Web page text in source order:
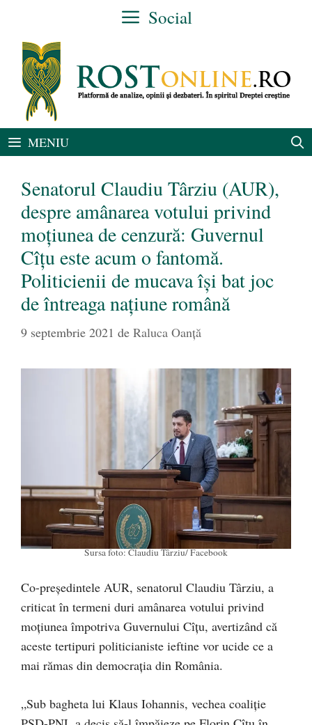
conținut
Social
MENIU
Senatorul Claudiu Târziu (AUR),
despre amânarea votului privind
moțiunea de cenzură: Guvernul
Cîțu este acum o fantomă.
Politicienii de mucava își bat joc
de întreaga națiune română
9 septembrie 2021 de Raluca Oanță
Sursa foto: Claudiu Târziu/ Facebook
Co-președintele AUR, senatorul Claudiu Târziu, a
criticat în termeni duri amânarea votului privind
moțiunea împotriva Guvernului Cîțu, avertizând că
aceste tertipuri politicianiste ieftine vor ucide ce a
mai rămas din democrația din România.
„Sub bagheta lui Klaus Iohannis, vechea coaliție